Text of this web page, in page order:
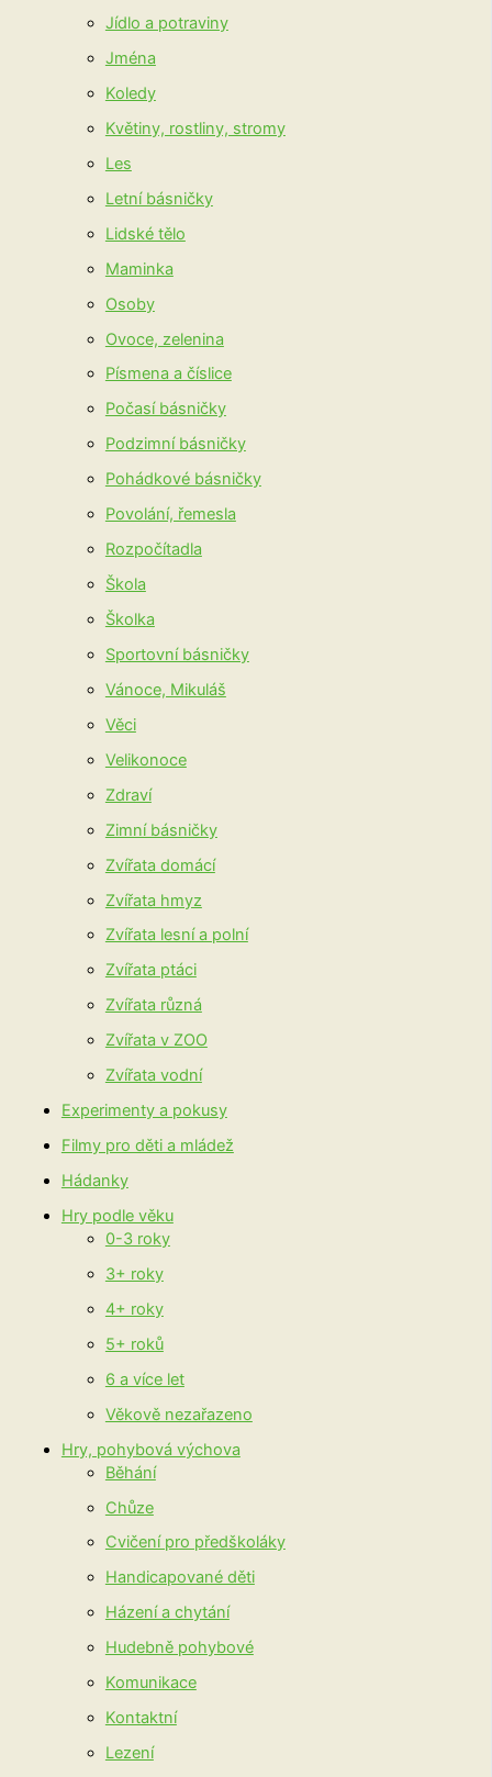
Jídlo a potraviny
Jména
Koledy
Květiny, rostliny, stromy
Les
Letní básničky
Lidské tělo
Maminka
Osoby
Ovoce, zelenina
Písmena a číslice
Počasí básničky
Podzimní básničky
Pohádkové básničky
Povolání, řemesla
Rozpočítadla
Škola
Školka
Sportovní básničky
Vánoce, Mikuláš
Věci
Velikonoce
Zdraví
Zimní básničky
Zvířata domácí
Zvířata hmyz
Zvířata lesní a polní
Zvířata ptáci
Zvířata různá
Zvířata v ZOO
Zvířata vodní
Experimenty a pokusy
Filmy pro děti a mládež
Hádanky
Hry podle věku
0-3 roky
3+ roky
4+ roky
5+ roků
6 a více let
Věkově nezařazeno
Hry, pohybová výchova
Běhání
Chůze
Cvičení pro předškoláky
Handicapované děti
Házení a chytání
Hudebně pohybové
Komunikace
Kontaktní
Lezení